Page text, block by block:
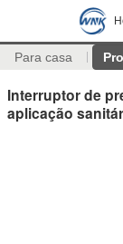
Para casa
Interruptor de
aplicação